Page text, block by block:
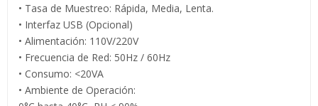
• Tasa de Muestreo: Rápida, Media, Lenta.
• Interfaz USB (Opcional)
• Alimentación: 110V/220V
• Frecuencia de Red: 50Hz / 60Hz
• Consumo: <20VA
• Ambiente de Operación: